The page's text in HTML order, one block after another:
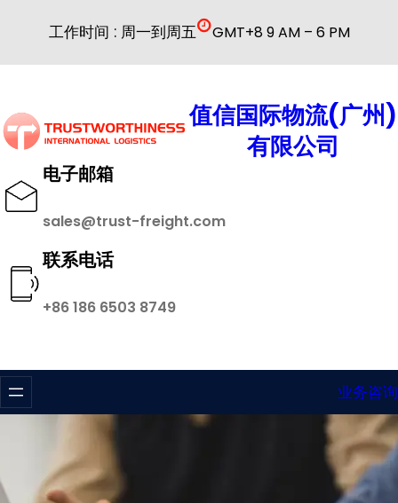
内
工作时间 : 周一到周五 GMT+8 9 AM – 6 PM
值信国际物流(广州)
有限公司
电子邮箱
sales@trust-freight.com
联系电话
+86 186 6503 8749
业务咨询